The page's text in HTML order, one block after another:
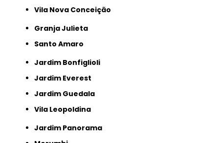
Vila Nova Conceição
Granja Julieta
Santo Amaro
Jardim Bonfiglioli
Jardim Everest
Jardim Guedala
Vila Leopoldina
Jardim Panorama